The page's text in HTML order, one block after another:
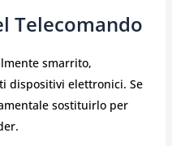
Telecomando
smarrito,
dispositivi elettronici. Se
sostituirlo per